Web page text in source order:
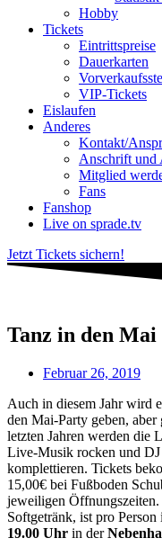
Hobby
Tickets
Eintrittspreise
Dauerkarten
VIP-Tickets
Eislaufen
Anderes
Kontakt/
Anschrift und
Mitglied
Fans
Fanshop
Live on sprade.tv
Jetzt Tickets sichern!
Tanz in den Mai
Februar 26, 2019
Auch in diesem Jahr wird
den Mai-Party geben,
letzten Jahren werden die
Live-Musik rocken und DJ
komplettieren. Tickets
15,00€ bei Fußboden
jeweiligen
Softgetränk, ist pro
19.00 Uhr in der